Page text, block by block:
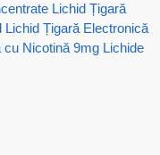
Lichid Țigară
Lichid Țigară Electronică
cu Nicotină 9mg Lichide